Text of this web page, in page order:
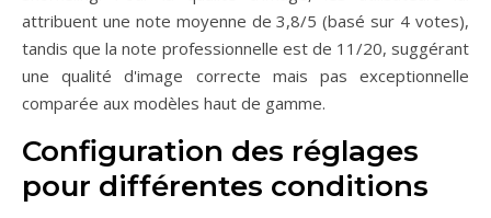
attribuent une note moyenne de 3,8/5 (basé sur 4 votes),
tandis que la note professionnelle est de 11/20, suggérant
une qualité d'image correcte mais pas exceptionnelle
comparée aux modèles haut de gamme.
Configuration des réglages
pour différentes conditions